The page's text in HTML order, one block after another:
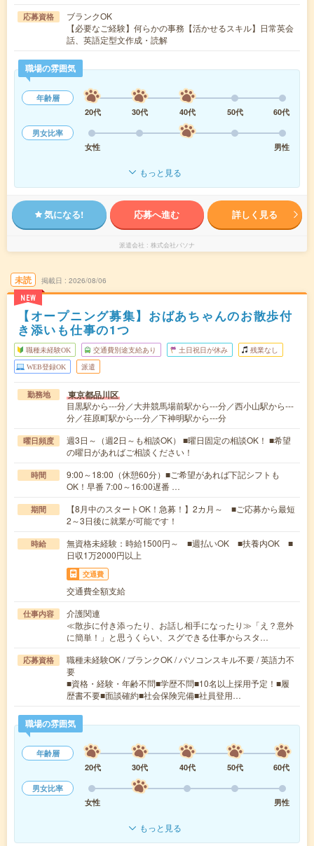
応募資格
ブランクOK
【必要なご経験】何らかの事務【活かせるスキル】日常英会
話、英語定型文作成・読解
職場の雰囲気
年齢層
20代
30代 40代 50代
60代
男女比率
女性
男性
もっと見る
気になる! 応募へ進む 詳しく見る
派遣会社 株式会社パソナ
未読
NEW
掲載日 2026/08/06
【オープニング募集】おばあちゃんのお散歩付
き添いも仕事の1つ
職種未経験OK 交通費別途支給あり 土日祝日が休み 残業なし
WEB登録OK 派遣
勤務地 東京都品川区
目黒駅から---分／大井競馬場前駅から---分／西小山駅から---
分／荏原町駅から---分／下神明駅から---分
曜日頻度
週3日～（週2日～も相談OK） ■曜日固定の相談OK！ ■希望
の曜日があればご相談ください！
時間
9:00～18:00（休憩60分）■ご希望があれば下記シフトも
OK！早番 7:00～16:00遅番 …
期間
【8月中のスタートOK！急募！】2カ月～ ■ご応募から最短
2～3日後に就業が可能です！
時給
無資格未経験：時給1500円～ ■週払いOK ■扶養内OK ■
日収1万2000円以上
交通費
交通費全額支給
仕事内容
介護関連
≪散歩に付き添ったり、お話し相手になったり≫「え？意外
に簡単！」と思うくらい、スグできる仕事からスタ…
応募資格
職種未経験OK / ブランクOK / パソコンスキル不要 / 英語力不
要
■資格・経験・年齢不問■学歴不問■10名以上採用予定！■履
歴書不要■面談確約■社会保険完備■社員登用…
職場の雰囲気
年齢層
20代
30代 40代 50代
60代
男女比率
女性
男性
もっと見る